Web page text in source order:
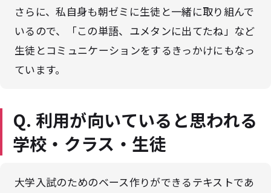
さらに、私自身も朝ゼミに生徒と一緒に取り組んで
いるので、「この単語、ユメタンに出てたね」など
生徒とコミュニケーションをするきっかけにもなっ
ています。
Q. 利用が向いていると思われる
学校・クラス・生徒
大学入試のためのベース作りができるテキストであ